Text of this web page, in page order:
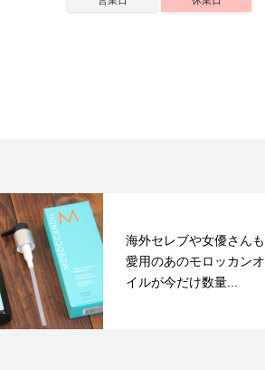
海外セレブや女優さんも
愛用のあのモロッカンオ
イルが今だけ数量...